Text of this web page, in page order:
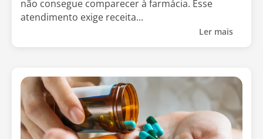
não consegue comparecer à farmácia. Esse
atendimento exige receita...
Ler mais